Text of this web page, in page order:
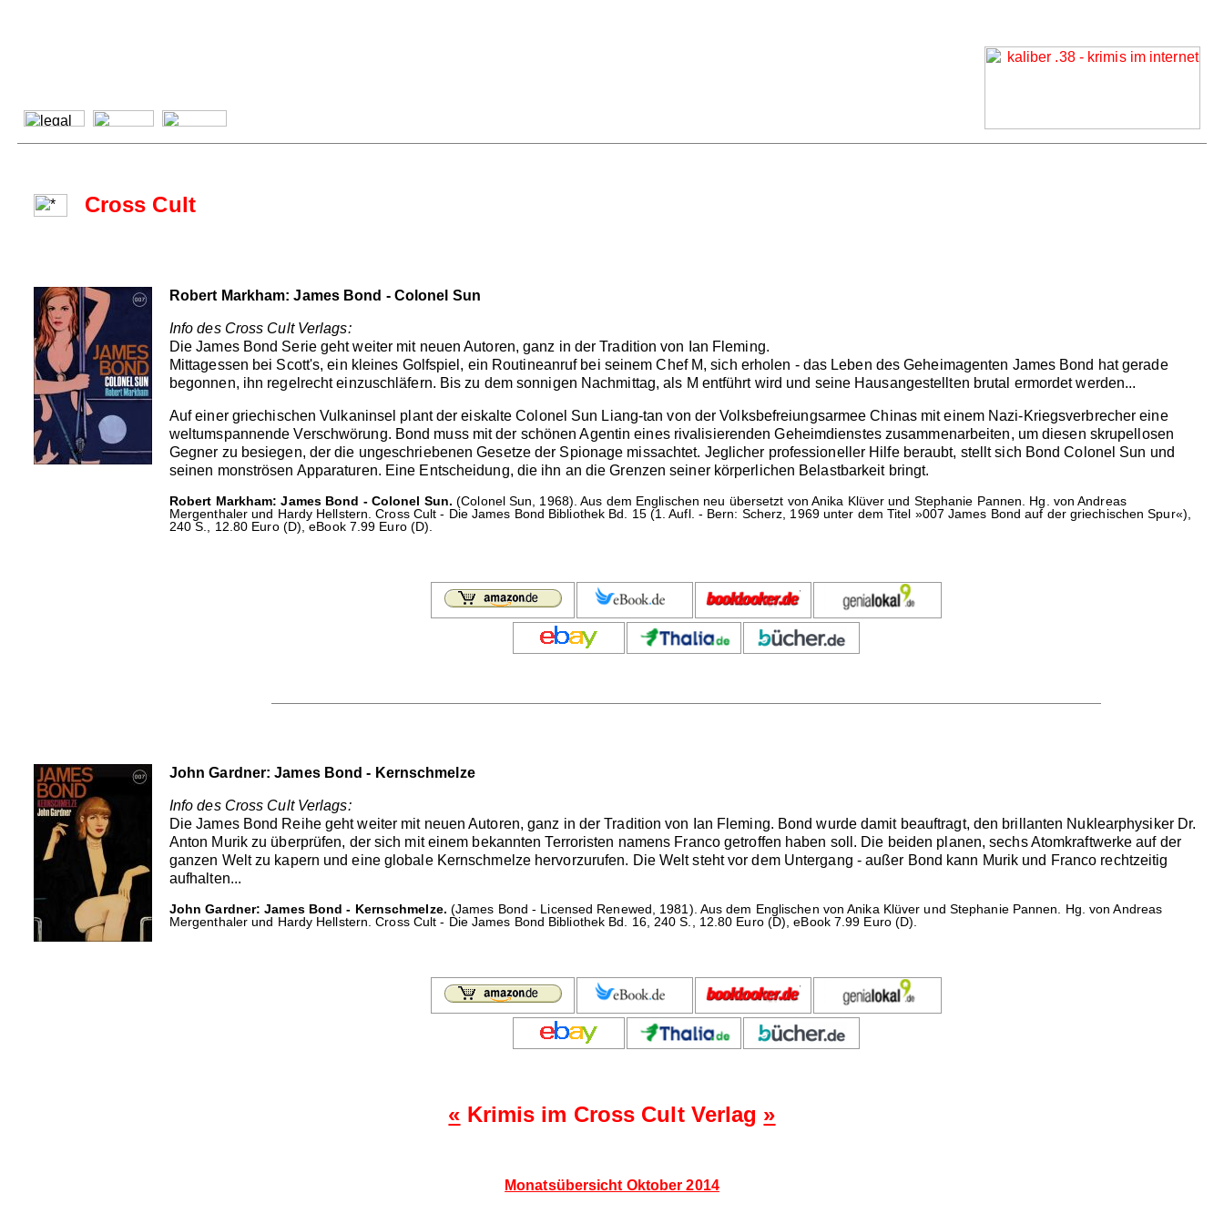
Cross Cult
Robert Markham: James Bond - Colonel Sun
Info des Cross Cult Verlags:
Die James Bond Serie geht weiter mit neuen Autoren, ganz in der Tradition von Ian Fleming.
Mittagessen bei Scott's, ein kleines Golfspiel, ein Routineanruf bei seinem Chef M, sich erholen - das Leben des Geheimagenten James Bond hat gerade
begonnen, ihn regelrecht einzuschläfern. Bis zu dem sonnigen Nachmittag, als M entführt wird und seine Hausangestellten brutal ermordet werden...
Auf einer griechischen Vulkaninsel plant der eiskalte Colonel Sun Liang-tan von der Volksbefreiungsarmee Chinas mit einem Nazi-Kriegsverbrecher eine
weltumspannende Verschwörung. Bond muss mit der schönen Agentin eines rivalisierenden Geheimdienstes zusammenarbeiten, um diesen skrupellosen
Gegner zu besiegen, der die ungeschriebenen Gesetze der Spionage missachtet. Jeglicher professioneller Hilfe beraubt, stellt sich Bond Colonel Sun und
seinen monströsen Apparaturen. Eine Entscheidung, die ihn an die Grenzen seiner körperlichen Belastbarkeit bringt.
Robert Markham: James Bond - Colonel Sun. (Colonel Sun, 1968). Aus dem Englischen neu übersetzt von Anika Klüver und Stephanie Pannen. Hg. von Andreas
Mergenthaler und Hardy Hellstern. Cross Cult - Die James Bond Bibliothek Bd. 15 (1. Aufl. - Bern: Scherz, 1969 unter dem Titel »007 James Bond auf der griechischen Spur«),
240 S., 12.80 Euro (D), eBook 7.99 Euro (D).
John Gardner: James Bond - Kernschmelze
Info des Cross Cult Verlags:
Die James Bond Reihe geht weiter mit neuen Autoren, ganz in der Tradition von Ian Fleming. Bond wurde damit beauftragt, den brillanten Nuklearphysiker Dr.
Anton Murik zu überprüfen, der sich mit einem bekannten Terroristen namens Franco getroffen haben soll. Die beiden planen, sechs Atomkraftwerke auf der
ganzen Welt zu kapern und eine globale Kernschmelze hervorzurufen. Die Welt steht vor dem Untergang - außer Bond kann Murik und Franco rechtzeitig
aufhalten...
John Gardner: James Bond - Kernschmelze. (James Bond - Licensed Renewed, 1981). Aus dem Englischen von Anika Klüver und Stephanie Pannen. Hg. von Andreas
Mergenthaler und Hardy Hellstern. Cross Cult - Die James Bond Bibliothek Bd. 16, 240 S., 12.80 Euro (D), eBook 7.99 Euro (D).
« Krimis im Cross Cult Verlag »
Monatsübersicht Oktober 2014